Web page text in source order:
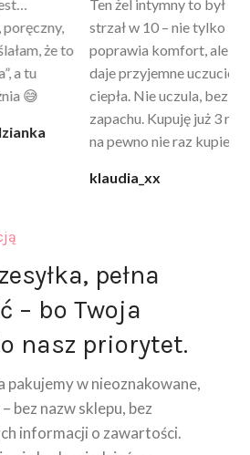
że to
Ten żel intymny to był
strzał w 10 – nie tylko
poprawia komfort, ale też
daje przyjemne uczucie
ciepła. Nie uczula, bez
zapachu. Kupuję już 3 raz i
na pewno nie raz kupie
klaudia_xx
pełna
– bo Twoja
nasz priorytet.
w nieoznakowane,
bez nazw sklepu, bez
informacji o zawartości.